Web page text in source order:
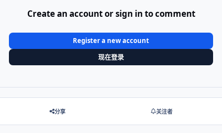
Create an account or sign in to comment
Register a new account
现在登录
分享 关注者